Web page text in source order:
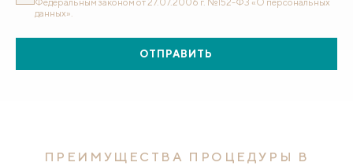
данных».
ОТПРАВИТЬ
ПРЕИМУЩЕСТВА ПРОЦЕДУРЫ В